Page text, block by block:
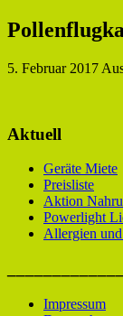
5. Februar 2017
Aktuell
Geräte Miete
Preisliste
Aktion
Powerlight
Allergien
Impressum